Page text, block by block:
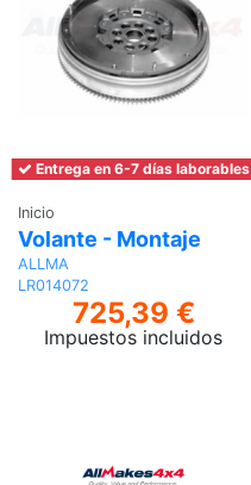
Entrega en 6-7 días laborables
Inicio
Volante - Montaje
ALLMA
LR014072
725,39 €
Impuestos incluidos